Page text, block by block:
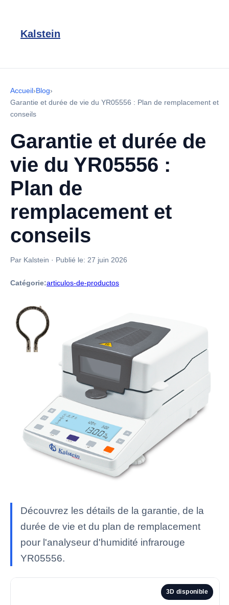
Kalstein
Accueil›Blog›
Garantie et durée de vie du YR05556 : Plan de remplacement et
conseils
Garantie et durée de
vie du YR05556 :
Plan de
remplacement et
conseils
Par Kalstein · Publié le: 27 juin 2026
Catégorie:articulos-de-productos
Découvrez les détails de la garantie, de la
durée de vie et du plan de remplacement
pour l'analyseur d'humidité infrarouge
YR05556.
3D disponible